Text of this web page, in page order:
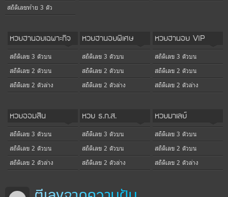
สถิติเลขท้าย 3 ตัว
หวยฮานอยเฉพาะกิจ
สถิติเลข 3 ตัวบน
สถิติเลข 2 ตัวบน
สถิติเลข 2 ตัวล่าง
หวยฮานอยพิเศษ
สถิติเลข 3 ตัวบน
สถิติเลข 2 ตัวบน
สถิติเลข 2 ตัวล่าง
หวยฮานอย VIP
สถิติเลข 3 ตัวบน
สถิติเลข 2 ตัวบน
สถิติเลข 2 ตัวล่าง
หวยออมสิน
สถิติเลข 3 ตัวบน
สถิติเลข 2 ตัวบน
สถิติเลข 2 ตัวล่าง
หวย ธ.ก.ส.
สถิติเลข 3 ตัวบน
สถิติเลข 2 ตัวบน
สถิติเลข 2 ตัวล่าง
หวยมาเลย์
สถิติเลข 3 ตัวบน
สถิติเลข 2 ตัวบน
สถิติเลข 2 ตัวล่าง